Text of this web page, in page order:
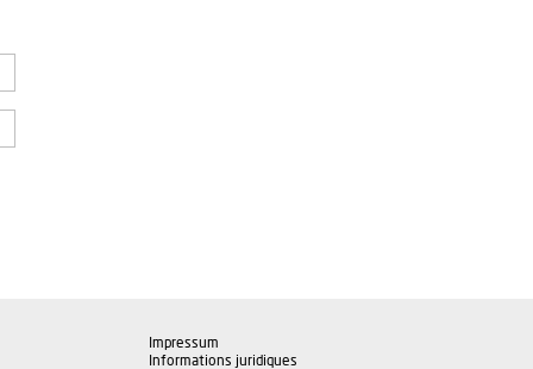
Impressum
Informations juridiques